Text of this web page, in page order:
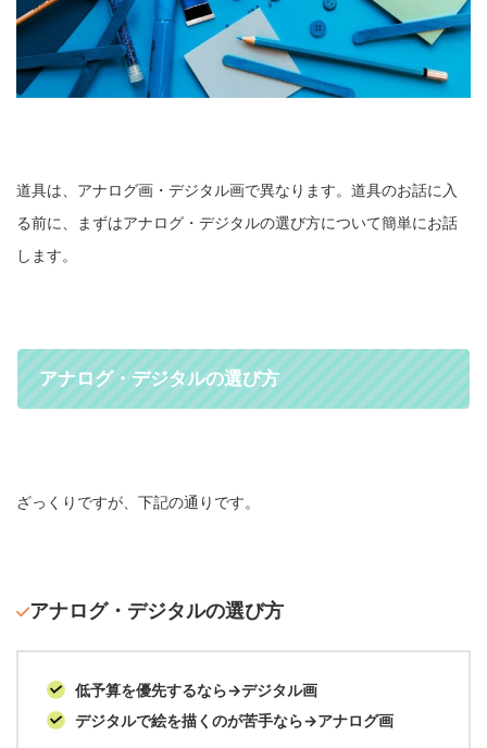
道具は、アナログ画・デジタル画で異なります。道具のお話に入
る前に、まずはアナログ・デジタルの選び方について簡単にお話
します。
アナログ・デジタルの選び方
ざっくりですが、下記の通りです。
アナログ・デジタルの選び方
低予算を優先するなら→デジタル画
デジタルで絵を描くのが苦手なら→アナログ画